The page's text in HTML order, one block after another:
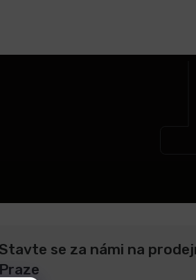
se za námi na
Praze